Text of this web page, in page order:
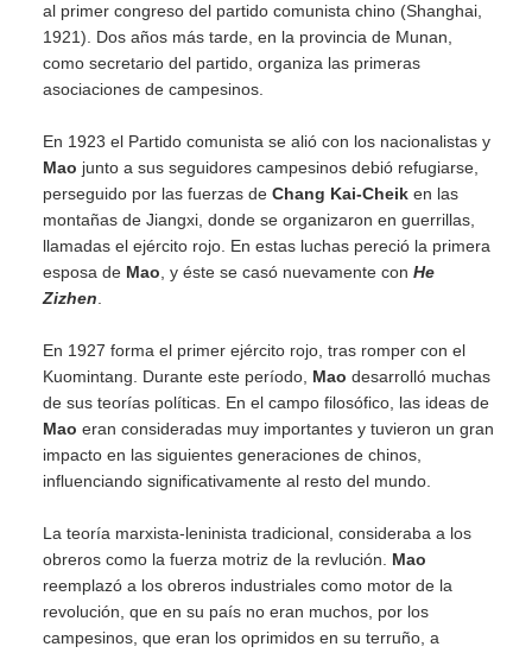
al primer congreso del partido comunista chino (Shanghai,
1921). Dos años más tarde, en la provincia de Munan,
como secretario del partido, organiza las primeras
asociaciones de campesinos.
En 1923 el Partido comunista se alió con los nacionalistas y
Mao junto a sus seguidores campesinos debió refugiarse,
perseguido por las fuerzas de Chang Kai-Cheik en las
montañas de Jiangxi, donde se organizaron en guerrillas,
llamadas el ejército rojo. En estas luchas pereció la primera
esposa de Mao , y éste se casó nuevamente con He
Zizhen
En 1927 forma el primer ejército rojo, tras romper con el
Kuomintang. Durante este período, Mao desarrolló muchas
de sus teorías políticas. En el campo filosófico, las ideas de
Mao eran consideradas muy importantes y tuvieron un gran
impacto en las siguientes generaciones de chinos,
influenciando significativamente al resto del mundo.
La teoría marxista-leninista tradicional, consideraba a los
obreros como la fuerza motriz de la revlución. Mao
reemplazó a los obreros industriales como motor de la
revolución, que en su país no eran muchos, por los
campesinos, que eran los oprimidos en su terruño, a